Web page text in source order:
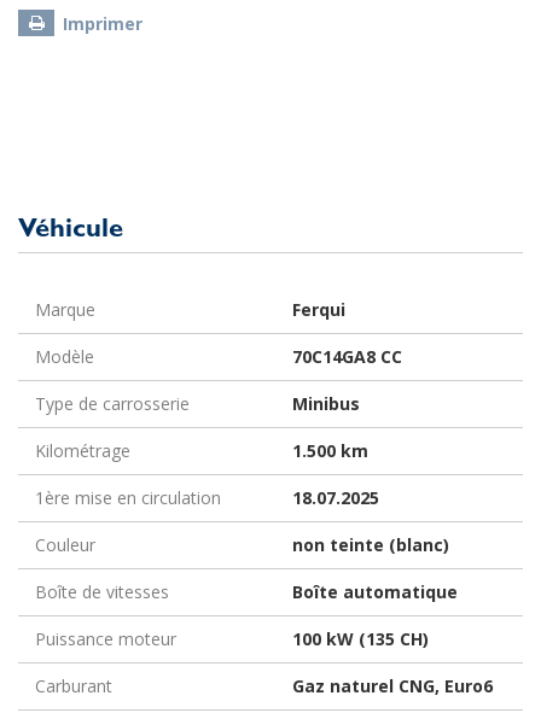
Imprimer
Véhicule
Marque Ferqui
Modèle 70C14GA8 CC
Type de carrosserie Minibus
Kilométrage 1.500 km
1ère mise en circulation 18.07.2025
Couleur non teinte (blanc)
Boîte de vitesses Boîte automatique
Puissance moteur 100 kW (135 CH)
Carburant Gaz naturel CNG, Euro6